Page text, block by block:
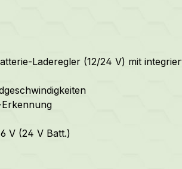
Laderegler (12/24 V) mit
V (24 V Batt.)